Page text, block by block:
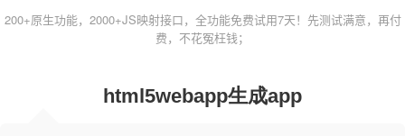
200+原生功能，2000+JS映射接口，全功能免费试用7天！先测试满意，再付
费，不花冤枉钱；
html5webapp生成app